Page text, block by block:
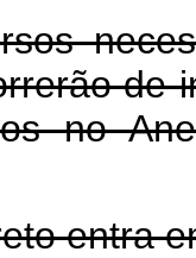
de
no
entra